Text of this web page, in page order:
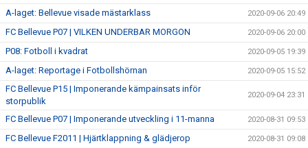
A-laget: Bellevue visade mästarklass 2020-09-06 20:49
FC Bellevue P07 | VILKEN UNDERBAR MORGON 2020-09-06 20:00
P08: Fotboll i kvadrat 2020-09-05 19:39
A-laget: Reportage i Fotbollshörnan 2020-09-05 15:52
FC Bellevue P15 | Imponerande kämpainsats inför
storpublik
2020-09-04 23:31
FC Bellevue P07 | Imponerande utveckling i 11-manna 2020-08-31 09:53
FC Bellevue F2011 | Hjärtklappning & glädjerop 2020-08-31 09:08